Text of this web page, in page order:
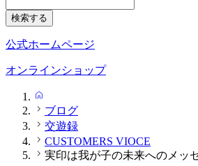
公式ホームページ
オンラインショップ
ブログ
交遊録
CUSTOMERS VIOCE
実印は我が子の未来へのメッ